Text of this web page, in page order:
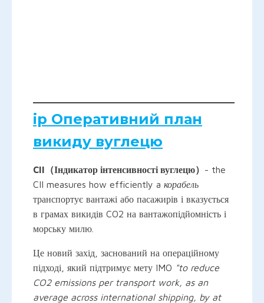
ip Оперативний план
викиду вуглецю
CII（Індикатор інтенсивності вуглецю） - the
CII measures how efficiently a корабель
транспортує вантажі або пасажирів і вказується
в грамах викидів CO2 на вантажопідйомність і
морську милю.
Це новий захід, заснований на операційному
підході, який підтримує мету IMO "to reduce
CO2 emissions per transport work, as an
average across international shipping, by at